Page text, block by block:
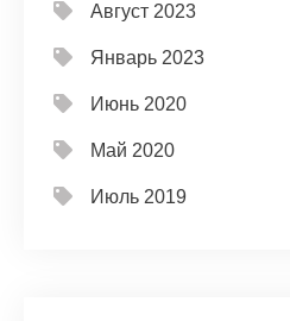
Август 2023
Январь 2023
Июнь 2020
Май 2020
Июль 2019